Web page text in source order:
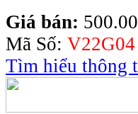
Giá bán:
Mã Số: V22G04
Tìm hiểu thông